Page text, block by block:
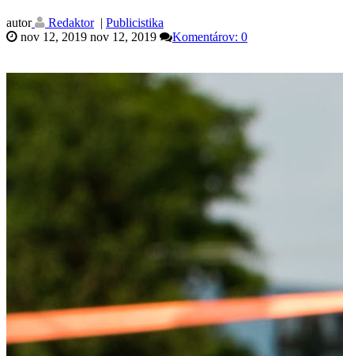
autor Redaktor | Publicistika
nov 12, 2019 nov 12, 2019 Komentárov: 0